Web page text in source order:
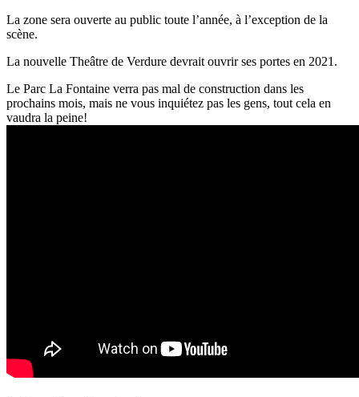
La zone sera ouverte au public toute l’année, à l’exception de la
scène.
La nouvelle Theâtre de Verdure devrait ouvrir ses portes en 2021.
Le Parc La Fontaine verra pas mal de construction dans les
prochains mois, mais ne vous inquiétez pas les gens, tout cela en
vaudra la peine!